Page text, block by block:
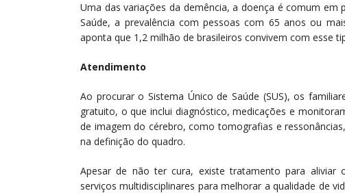
Uma das variações da demência, a doença é comum em
Saúde, a prevalência com pessoas com 65 anos ou
aponta que 1,2 milhão de brasileiros convivem com esse
Atendimento
Ao procurar o Sistema Único de Saúde (SUS), os
gratuito, o que inclui diagnóstico, medicações e
de imagem do cérebro, como tomografias e
na definição do quadro.
Apesar de não ter cura, existe tratamento para aliviar
serviços multidisciplinares para melhorar a qualidade de